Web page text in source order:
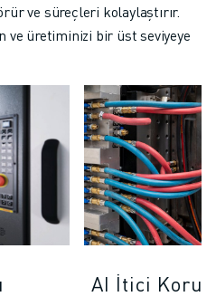
ve süreçleri kolaylaştırır.
ve üretiminizi bir üst seviyeye
AI İtici